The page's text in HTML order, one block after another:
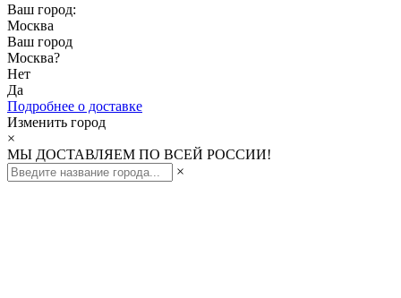
Ваш город:
Москва
Ваш город
Москва?
Нет
Да
Подробнее о доставке
Изменить город
×
МЫ ДОСТАВЛЯЕМ ПО ВСЕЙ РОССИИ!
×